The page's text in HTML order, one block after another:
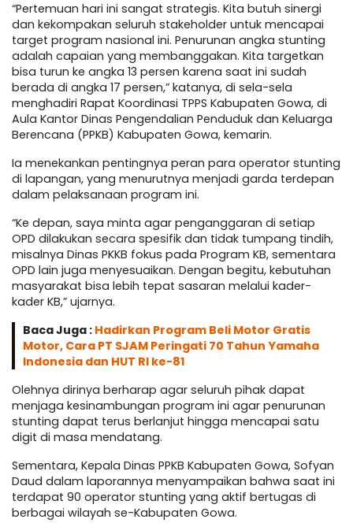
“Pertemuan hari ini sangat strategis. Kita butuh sinergi
dan kekompakan seluruh stakeholder untuk mencapai
target program nasional ini. Penurunan angka stunting
adalah capaian yang membanggakan. Kita targetkan
bisa turun ke angka 13 persen karena saat ini sudah
berada di angka 17 persen,” katanya, di sela-sela
menghadiri Rapat Koordinasi TPPS Kabupaten Gowa, di
Aula Kantor Dinas Pengendalian Penduduk dan Keluarga
Berencana (PPKB) Kabupaten Gowa, kemarin.
Ia menekankan pentingnya peran para operator stunting
di lapangan, yang menurutnya menjadi garda terdepan
dalam pelaksanaan program ini.
“Ke depan, saya minta agar penganggaran di setiap
OPD dilakukan secara spesifik dan tidak tumpang tindih,
misalnya Dinas PKKB fokus pada Program KB, sementara
OPD lain juga menyesuaikan. Dengan begitu, kebutuhan
masyarakat bisa lebih tepat sasaran melalui kader-
kader KB,” ujarnya.
Baca Juga : Hadirkan Program Beli Motor Gratis
Motor, Cara PT SJAM Peringati 70 Tahun Yamaha
Indonesia dan HUT RI ke-81
Olehnya dirinya berharap agar seluruh pihak dapat
menjaga kesinambungan program ini agar penurunan
stunting dapat terus berlanjut hingga mencapai satu
digit di masa mendatang.
Sementara, Kepala Dinas PPKB Kabupaten Gowa, Sofyan
Daud dalam laporannya menyampaikan bahwa saat ini
terdapat 90 operator stunting yang aktif bertugas di
berbagai wilayah se-Kabupaten Gowa.